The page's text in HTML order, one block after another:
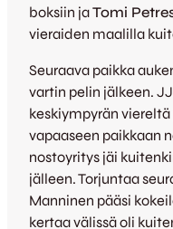
boksiin jaTomi
vieraiden maalilla
Seuraava paikka
vartin pelin jälkeen.
keskiympyrän
vapaaseen paikkaan
nostoyritys jäi
jälleen. Torjuntaa
Manninen pääsi
kertaa välissä oli